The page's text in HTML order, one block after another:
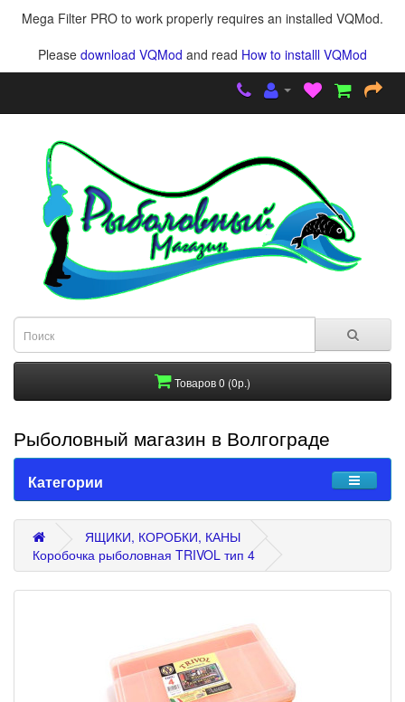
Mega Filter PRO to work properly requires an installed VQMod.
Please download VQMod and read How to installl VQMod
Товаров 0 (0р.)
Рыболовный магазин в Волгограде
Категории
ЯЩИКИ, КОРОБКИ, КАНЫ
Коробочка рыболовная TRIVOL тип 4